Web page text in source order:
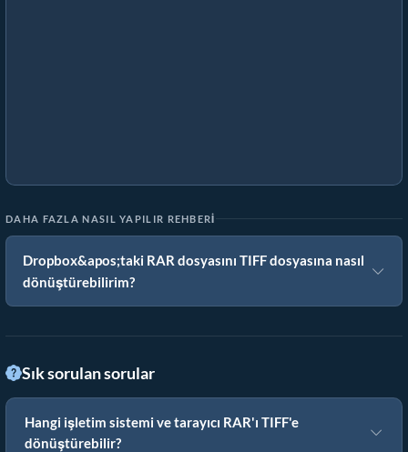
DAHA FAZLA NASIL YAPILIR REHBERI
Dropbox&apos;taki RAR dosyasını TIFF dosyasına nasıl
dönüştürebilirim?
Sık sorulan sorular
Hangi işletim sistemi ve tarayıcı RAR'ı TIFF'e
dönüştürebilir?